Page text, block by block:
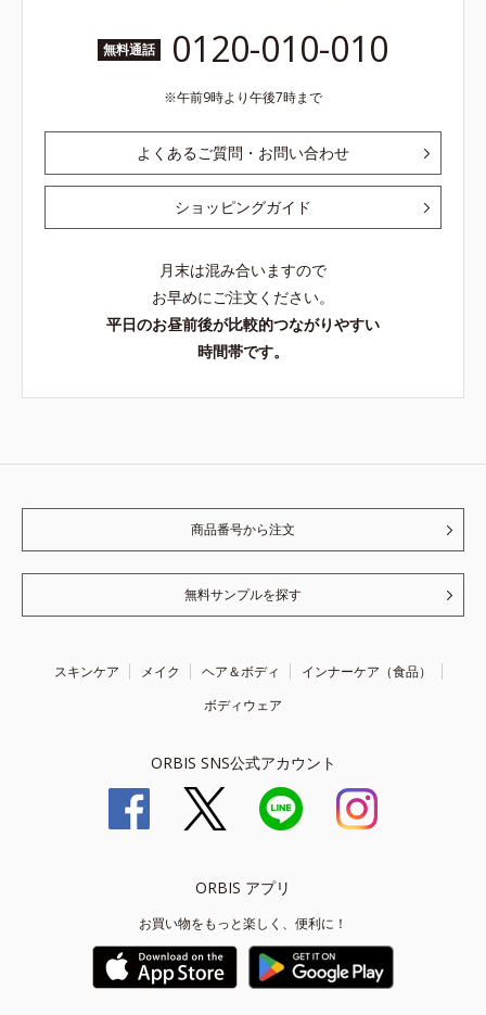
無料通話 0120-010-010
午前9時より午後7時まで
よくあるご質問・お問い合わせ
ショッピングガイド
月末は混み合いますので
お早めにご注文ください。
平日のお昼前後が比較的つながりやすい
時間帯です。
商品番号から注文
無料サンプルを探す
スキンケア メイク ヘア＆ボディ
インナーケア（食品）
ボディウェア
ORBIS SNS公式アカウント
ORBIS アプリ
お買い物をもっと楽しく、便利に！